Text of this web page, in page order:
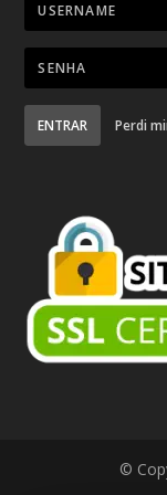
ENTRAR Perdi
©